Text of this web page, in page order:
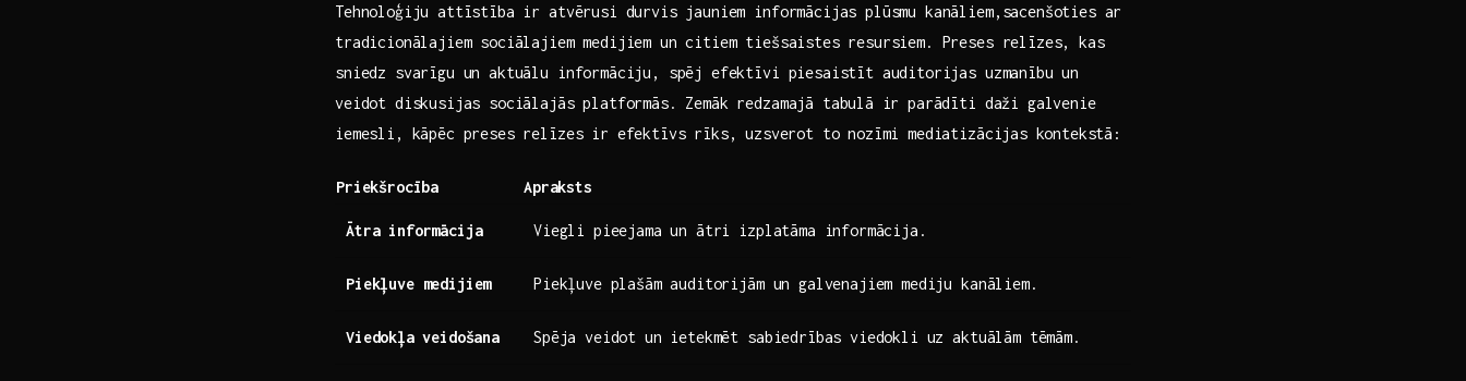
Tehnoloģiju attīstība​ ir atvērusi durvis jauniem informācijas plūsmu kanāliem,sacenšoties ar
tradicionālajiem sociālajiem medijiem un citiem tiešsaistes resursiem. Preses relīzes, kas
sniedz svarīgu un aktuālu‌ informāciju, spēj efektīvi piesaistīt auditorijas uzmanību un
veidot diskusijas sociālajās platformās. Zemāk redzamajā tabulā⁣ ir parādīti daži galvenie
iemesli, ‍kāpēc preses relīzes ir efektīvs rīks,⁢ uzsverot to nozīmi‍ mediatizācijas⁣ kontekstā:
Priekšrocība Apraksts
Ātra informācija Viegli pieejama un ātri izplatāma ‍informācija.
Piekļuve medijiem Piekļuve plašām auditorijām un galvenajiem mediju kanāliem.
Viedokļa⁣ veidošana Spēja veidot un ietekmēt sabiedrības ​viedokli uz aktuālām tēmām.